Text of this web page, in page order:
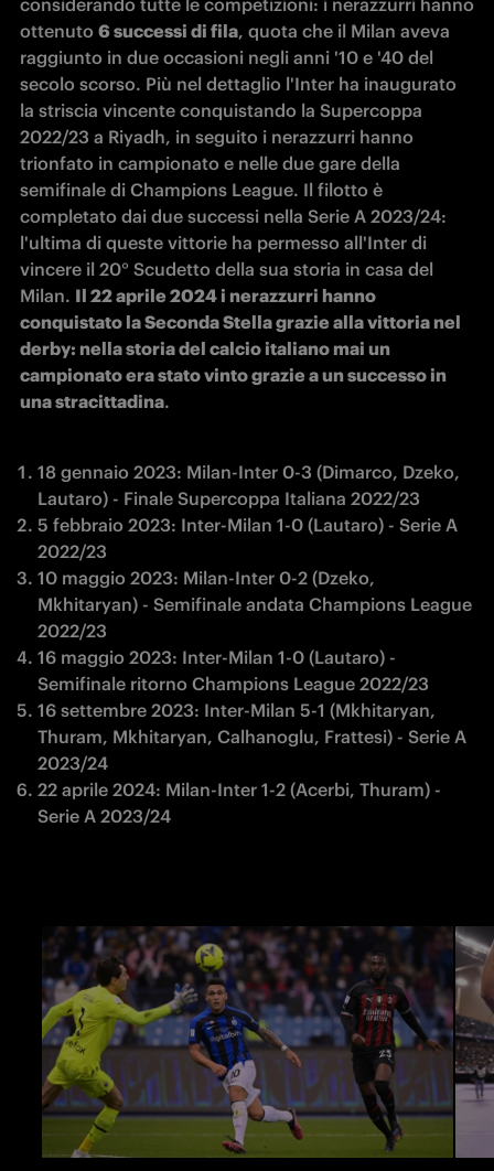
considerando tutte le competizioni: i nerazzurri hanno
ottenuto 6 successi di fila, quota che il Milan aveva
raggiunto in due occasioni negli anni '10 e '40 del
secolo scorso. Più nel dettaglio l'Inter ha inaugurato
la striscia vincente conquistando la Supercoppa
2022/23 a Riyadh, in seguito i nerazzurri hanno
trionfato in campionato e nelle due gare della
semifinale di Champions League. Il filotto è
completato dai due successi nella Serie A 2023/24:
l'ultima di queste vittorie ha permesso all'Inter di
vincere il 20° Scudetto della sua storia in casa del
Milan. Il 22 aprile 2024 i nerazzurri hanno
conquistato la Seconda Stella grazie alla vittoria nel
derby: nella storia del calcio italiano mai un
campionato era stato vinto grazie a un successo in
una stracittadina.
18 gennaio 2023: Milan-Inter 0-3 (Dimarco, Dzeko,
Lautaro) - Finale Supercoppa Italiana 2022/23
5 febbraio 2023: Inter-Milan 1-0 (Lautaro) - Serie A
2022/23
10 maggio 2023: Milan-Inter 0-2 (Dzeko,
Mkhitaryan) - Semifinale andata Champions League
2022/23
16 maggio 2023: Inter-Milan 1-0 (Lautaro) -
Semifinale ritorno Champions League 2022/23
16 settembre 2023: Inter-Milan 5-1 (Mkhitaryan,
Thuram, Mkhitaryan, Calhanoglu, Frattesi) - Serie A
2023/24
22 aprile 2024: Milan-Inter 1-2 (Acerbi, Thuram) -
Serie A 2023/24